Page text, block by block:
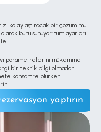
kolaylaştıracak bir çözüm mü
bunu sunuyor: tüm ayarları
parametrelerini mükemmel
bir teknik bilgi olmadan
konsantre olurken
yaptırın